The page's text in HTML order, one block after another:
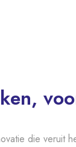
die veruit